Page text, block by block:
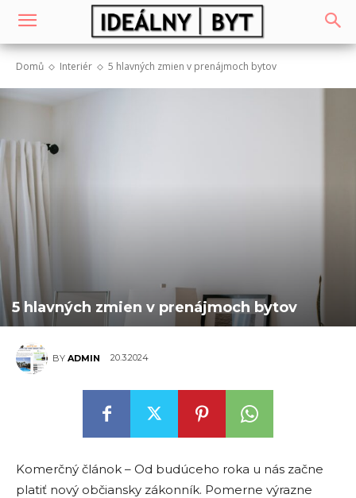
Domů Interiér 5 hlavných zmien v prenájmoch bytov
5 hlavných zmien v prenájmoch bytov
BY ADMIN 20.3.2024
Komerčný článok – Od budúceho roka u nás začne
platiť nový občiansky zákonník. Pomerne výrazne